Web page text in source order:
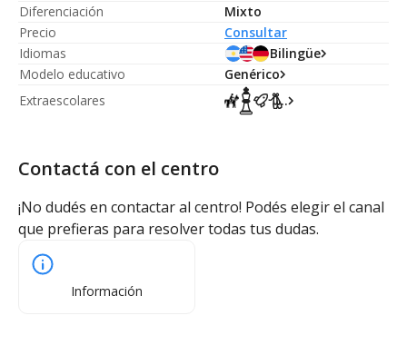
Diferenciación
Mixto
Precio
Consultar
Idiomas
Bilingüe
Modelo educativo
Genérico
Extraescolares
...
Contactá con el centro
¡No dudés en contactar al centro! Podés elegir el canal
que prefieras para resolver todas tus dudas.
Información